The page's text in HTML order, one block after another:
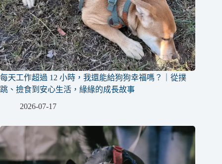
每天工作超過 12 小時，我還能給狗狗幸福嗎？｜從撲
跳、撿食到安心生活，緣緣的成長故事
2026-07-17